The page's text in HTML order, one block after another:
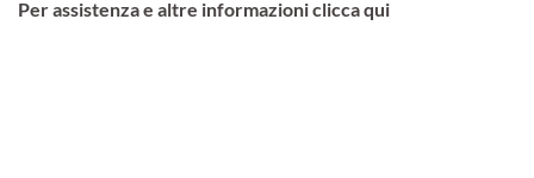
Per assistenza e altre informazioni clicca qui